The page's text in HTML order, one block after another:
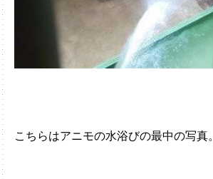
こちらはアニモの水浴びの最中の写真。